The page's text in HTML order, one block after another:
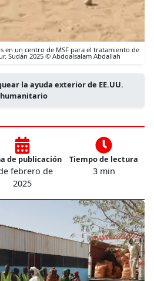
en un centro de MSF para el tratamiento de
Sudán 2025 © Abdoalsalam Abdallah
la ayuda exterior de EE.UU.
de publicación
febrero de
2025
Tiempo de lectura
3 min